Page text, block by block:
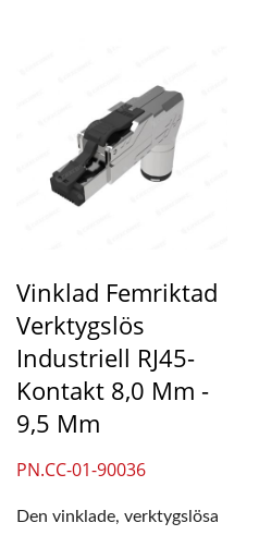
Vinklad Femriktad
Verktygslös
Industriell RJ45-
Kontakt 8,0 Mm -
9,5 Mm
PN.CC-01-90036
Den vinklade, verktygslösa